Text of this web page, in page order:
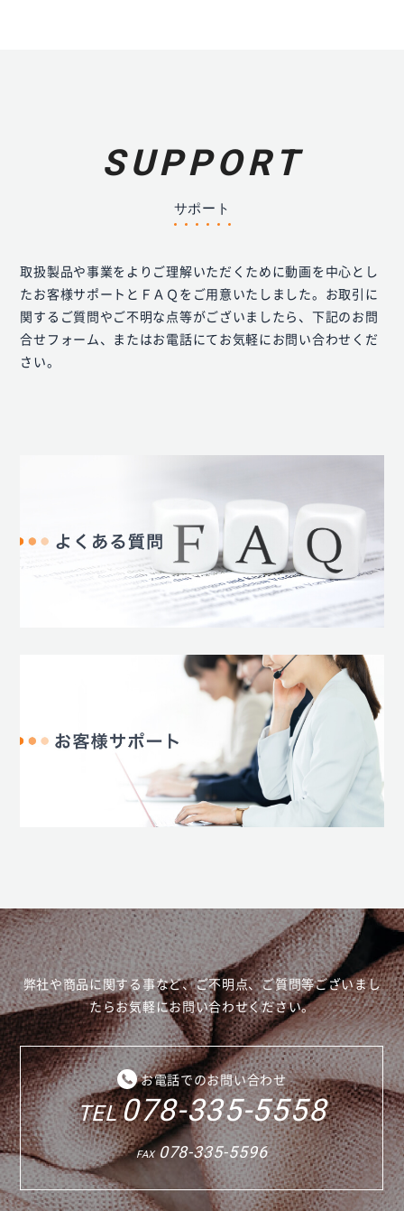
SUPPORT
サポート
取扱製品や事業をよりご理解いただくために動画を中心とし
たお客様サポートとＦＡＱをご用意いたしました。お取引に
関するご質問やご不明な点等がございましたら、下記のお問
合せフォーム、またはお電話にてお気軽にお問い合わせくだ
さい。
弊社や商品に関する事など、ご不明点、ご質問等ございまし
たらお気軽にお問い合わせください。
お電話でのお問い合わせ
TEL078-335-5558
FAX 078-335-5596